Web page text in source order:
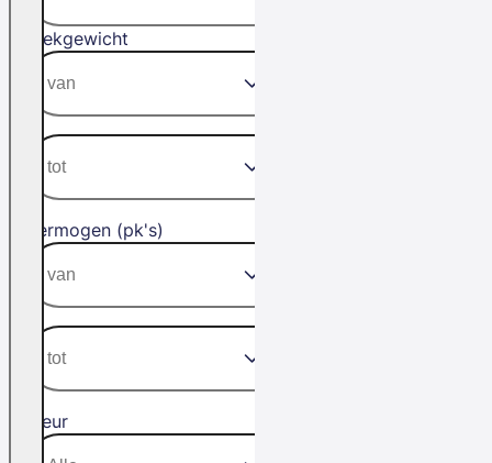
Trekgewicht
Vermogen (pk's)
Kleur